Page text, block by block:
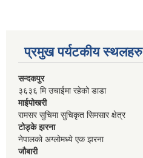
प्रमुख पर्यटकीय स्थलहरु
सन्दकपुर
३६३६ मि उचाईमा रहेको डाडा
माईपोखरी
रामसर सुचिमा सुचिकृत सिमसार क्षेत्र
टोड्के झरना
नेपालको अग्लोमध्ये एक झरना
जौबारी